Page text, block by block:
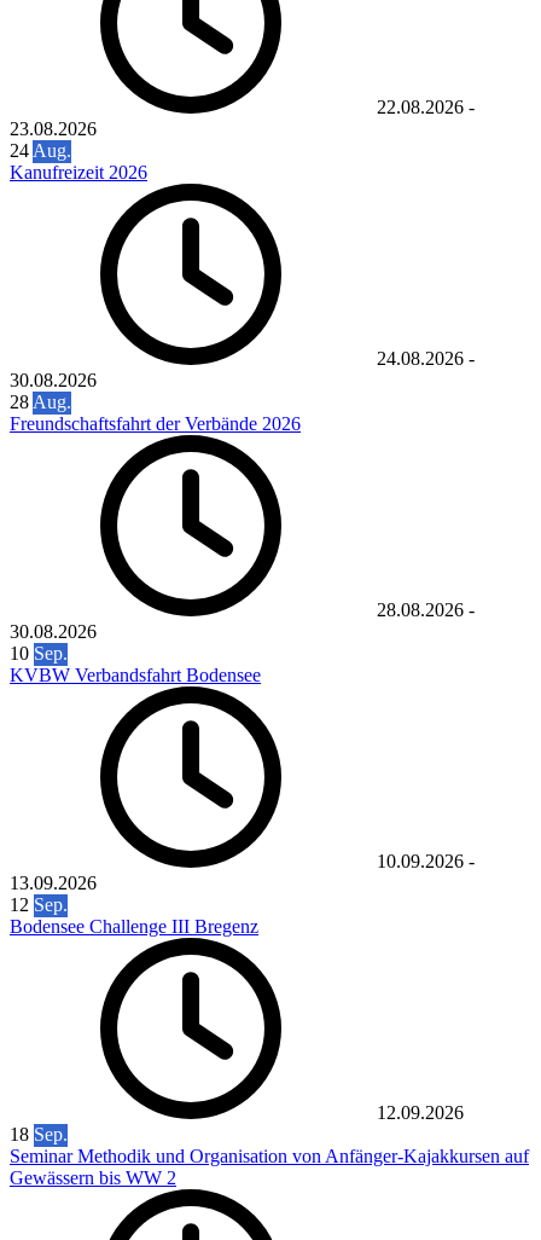
22.08.2026 -
23.08.2026
24 Aug.
Kanufreizeit 2026
24.08.2026 -
30.08.2026
28 Aug.
Freundschaftsfahrt der Verbände 2026
28.08.2026 -
30.08.2026
10 Sep.
KVBW Verbandsfahrt Bodensee
10.09.2026 -
13.09.2026
12 Sep.
Bodensee Challenge III Bregenz
12.09.2026
18 Sep.
Seminar Methodik und Organisation von Anfänger-Kajakkursen auf
Gewässern bis WW 2